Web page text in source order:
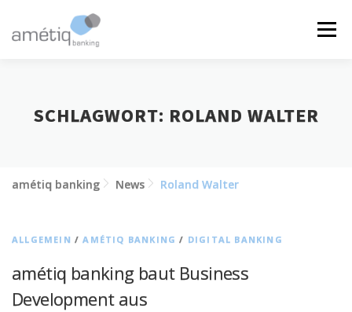
springen
Menü
SCHLAGWORT: ROLAND WALTER
amétiq banking News Roland Walter
ALLGEMEIN /AMÉTIQ BANKING / DIGITAL BANKING
amétiq banking baut Business
Development aus